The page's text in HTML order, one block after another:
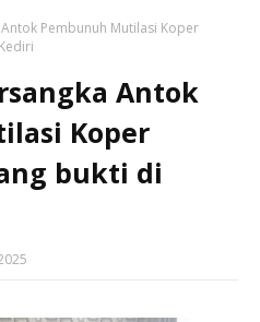
Pembunuh Mutilasi Koper
Antok
Koper
bukti di